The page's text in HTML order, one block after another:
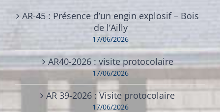
AR-45 : Présence d’un engin explosif – Bois
de l’Ailly
17/06/2026
AR40-2026 : visite protocolaire
17/06/2026
AR 39-2026 : Visite protocolaire
17/06/2026